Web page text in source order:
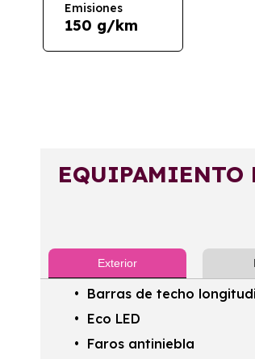
Emisiones
150 g/km
Exterior
Barras de techo
Eco LED
Faros antiniebla